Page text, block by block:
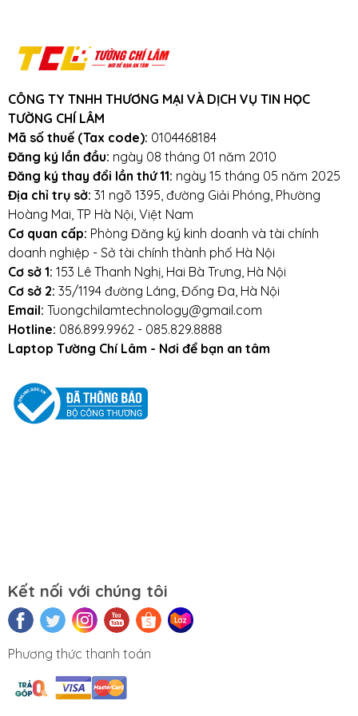
hàng từ 1 triệu trở lên trong bán kính
Cam kết:Tường Chí Lâmchỉ bán hàng
chất lượng cao. Với tiêu chí chất lượng là
hàng đầu, chúng thôi cam kết không bán
hàng kém chất lượng, gây ảnh hưởng
đến laptop của khách hàng. Tường Chí
Lâm – Điểm 10 cho sự tin cậy
Lưu ý khi sử dụng pin laptop:
Tránh pin bị va đập, rơi vỡ, móp méo, tác
động vật lý bên ngoài vào
Tránh pin tiếp xúc với nước.
Tắt các ứng dụng không cần thiết khi sử dụng
laptop.
Tắt máy khi không sử dụng.
Địa chỉ: Số 153 Lê Thanh Nghị- Phường
Đồng Tâm- Quận Hai Bà Trưng- Hà Nội.
Website:
https://tuongchilam.com
CÔNG TY TNHH THƯƠNG MẠI VÀ DỊCH VỤ TIN HỌC
TƯỜNG CHÍ LÂM
Mã số thuế (Tax code): 0104468184
Đăng ký lần đầu: ngày 08 tháng 01 năm 2010
Đăng ký thay đổi lần thứ 11: ngày 15 tháng 05 năm 2025
Địa chỉ trụ sở: 31 ngõ 1395, đường Giải Phóng, Phường
Hoàng Mai, TP Hà Nội, Việt Nam
Cơ quan cấp: Phòng Đăng ký kinh doanh và tài chính
doanh nghiệp - Sở tài chính thành phố Hà Nội
Cơ sở 1: 153 Lê Thanh Nghị, Hai Bà Trưng, Hà Nội
Cơ sở 2: 35/1194 đường Láng, Đống Đa, Hà Nội
Email: Tuongchilamtechnology@gmail.com
Hotline: 086.899.9962 - 085.829.8888
Laptop Tường Chí Lâm - Nơi để bạn an tâm
Kết nối với chúng tôi
Phương thức thanh toán